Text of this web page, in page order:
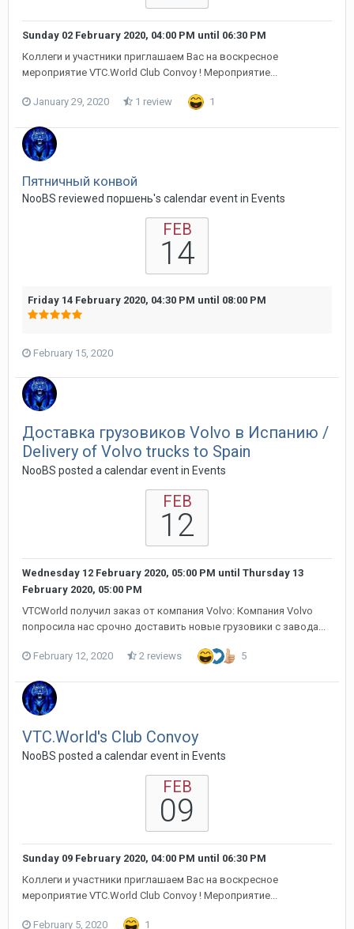
Sunday 02 February 2020, 04:00 PM until 06:30 PM
Коллеги и участники приглашаем Вас на воскресное
мероприятие VTC.World Club Convoy ! Мероприятие...
January 29, 2020 1 review 1
Пятничный конвой
NooBS reviewed поршень's calendar event in Events
FEB
14
Friday 14 February 2020, 04:30 PM until 08:00 PM
February 15, 2020
Доставка грузовиков Volvo в Испанию /
Delivery of Volvo trucks to Spain
NooBS posted a calendar event in Events
FEB
12
Wednesday 12 February 2020, 05:00 PM until Thursday 13
February 2020, 05:00 PM
VTCWorld получил заказ от компания Volvo: Компания Volvo
попросила нас срочно доставить новые грузовики с завода...
February 12, 2020 2 reviews 5
VTC.World's Club Convoy
NooBS posted a calendar event in Events
FEB
09
Sunday 09 February 2020, 04:00 PM until 06:30 PM
Коллеги и участники приглашаем Вас на воскресное
мероприятие VTC.World Club Convoy ! Мероприятие...
February 5, 2020 1